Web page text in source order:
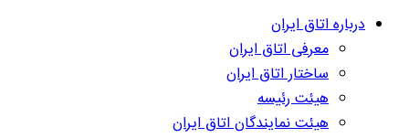
درباره اتاق ایران
معرفی اتاق ایران
ساختار اتاق ایران
هیئت رئیسه
هیئت نمایندگان اتاق ایران